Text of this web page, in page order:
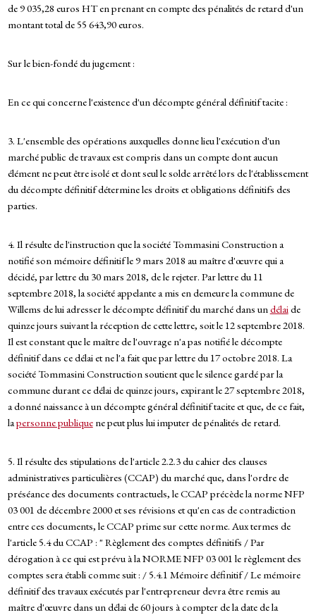
de 9 035,28 euros HT en prenant en compte des pénalités de retard d'un
montant total de 55 643,90 euros.
Sur le bien-fondé du jugement :
En ce qui concerne l'existence d'un décompte général définitif tacite :
3. L'ensemble des opérations auxquelles donne lieu l'exécution d'un
marché public de travaux est compris dans un compte dont aucun
élément ne peut être isolé et dont seul le solde arrêté lors de l'établissement
du décompte définitif détermine les droits et obligations définitifs des
parties.
4. Il résulte de l'instruction que la société Tommasini Construction a
notifié son mémoire définitif le 9 mars 2018 au maître d'œuvre qui a
décidé, par lettre du 30 mars 2018, de le rejeter. Par lettre du 11
septembre 2018, la société appelante a mis en demeure la commune de
Willems de lui adresser le décompte définitif du marché dans undélaide
quinze jours suivant la réception de cette lettre, soit le 12 septembre 2018.
Il est constant que le maître de l'ouvrage n'a pas notifié le décompte
définitif dans ce délai et ne l'a fait que par lettre du 17 octobre 2018. La
société Tommasini Construction soutient que le silence gardé par la
commune durant ce délai de quinze jours, expirant le 27 septembre 2018,
a donné naissance à un décompte général définitif tacite et que, de ce fait,
lapersonne publiquene peut plus lui imputer de pénalités de retard.
5. Il résulte des stipulations de l'article 2.2.3 du cahier des clauses
administratives particulières (CCAP) du marché que, dans l'ordre de
préséance des documents contractuels, le CCAP précède la norme NFP
03 001 de décembre 2000 et ses révisions et qu'en cas de contradiction
entre ces documents, le CCAP prime sur cette norme. Aux termes de
l'article 5.4 du CCAP : " Règlement des comptes définitifs / Par
dérogation à ce qui est prévu à la NORME NFP 03 001 le règlement des
comptes sera établi comme suit : / 5.4.1 Mémoire définitif / Le mémoire
définitif des travaux exécutés par l'entrepreneur devra être remis au
maître d'œuvre dans un délai de 60 jours à compter de la date de la